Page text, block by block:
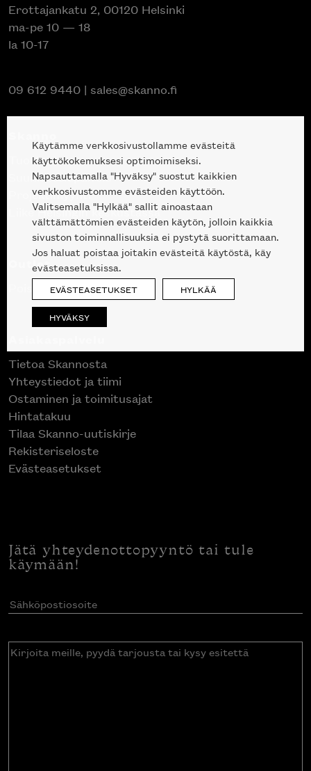
Erottajankatu 2, 00120 Helsinki
ma-pe 10 — 18
la 10-17
09 612 9440 | sales@skanno.fi
Tuotteet
Suunnittelupalvelu
Projektimyynti
Liike Helsingin keskustassa
Outlet
Poistuvat mallikappaleet
Tietoa Skannosta
Yhteystiedot ja tiimi
Ostaminen ja toimitusajat
Hintatakuu
Tilaa Skanno-uutiskirje
Rekisteriseloste
Evästeasetukset
Jätä yhteydenottopyyntö tai tule
käymään!
Sähköpostiosoite(Pakollinen)
Kirjoita
Käytämme verkkosivustollamme evästeitä
käyttökokemuksesi optimoimiseksi.
Napsauttamalla "Hyväksy" suostut kaikkien
verkkosivustomme evästeiden käyttöön.
Valitsemalla "Hylkää" sallit ainoastaan
välttämättömien evästeiden käytön, jolloin kaikkia
sivuston toiminnallisuuksia ei pystytä suorittamaan.
Jos haluat poistaa joitakin evästeitä käytöstä, käy
evästeasetuksissa.
EVÄSTEASETUKSET HYLKÄÄ
HYVÄKSY